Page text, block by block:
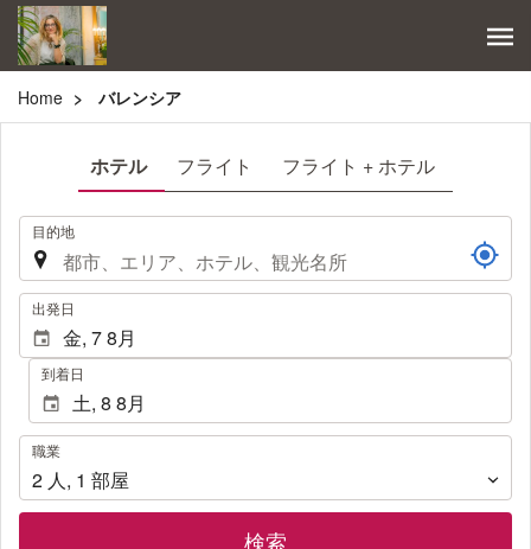
Home バレンシア
ホテル フライト フライト + ホテル
. 目的地
. 出発日
到着日
職
業
職業
2 人, 1 部屋
検索